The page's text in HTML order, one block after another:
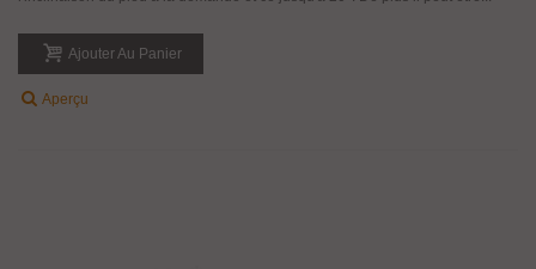
Ajouter Au Panier
Aperçu